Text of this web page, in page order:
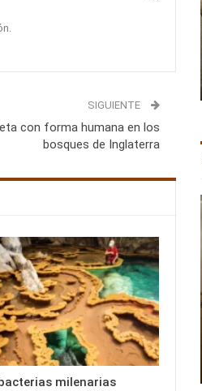
SIGUIENTE
con forma humana en los
bosques de Inglaterra
milenarias